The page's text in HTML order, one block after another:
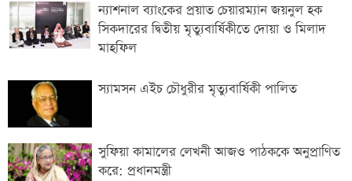
ন্যাশনাল ব্যাংকের প্রয়াত চেয়ারম্যান জয়নুল হক
সিকদারের দ্বিতীয় মৃত্যুবার্ষিকীতে দোয়া ও মিলাদ
মাহফিল
স্যামসন এইচ চৌধুরীর মৃত্যুবার্ষিকী পালিত
সুফিয়া কামালের লেখনী আজও পাঠককে অনুপ্রাণিত
করে: প্রধানমন্ত্রী